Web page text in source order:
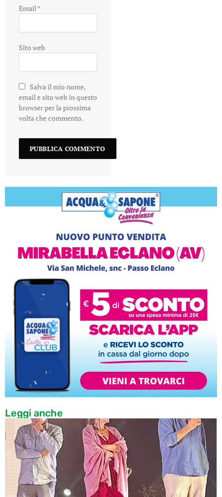
Email*
Sito web
Salva il mio nome,
email e sito web in questo
browser per la prossima
volta che commento.
Leggi anche